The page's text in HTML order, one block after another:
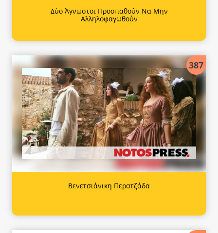
Δύο Άγνωστοι Προσπαθούν Να Μην
Αλληλοφαγωθούν
387
Βενετσιάνικη Περατζάδα